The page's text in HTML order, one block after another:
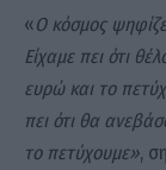
«Ο κόσμος
Είχαμε πει ότι
ευρώ και το
πει ότι θα
το πετύχουμε»,